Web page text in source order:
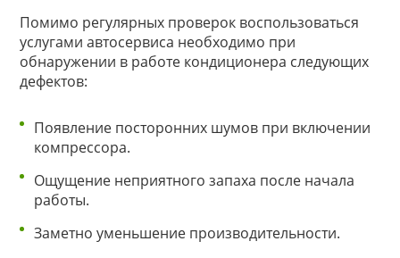
Помимо регулярных проверок воспользоваться
услугами автосервиса необходимо при
обнаружении в работе кондиционера следующих
дефектов:
Появление посторонних шумов при включении
компрессора.
Ощущение неприятного запаха после начала
работы.
Заметно уменьшение производительности.